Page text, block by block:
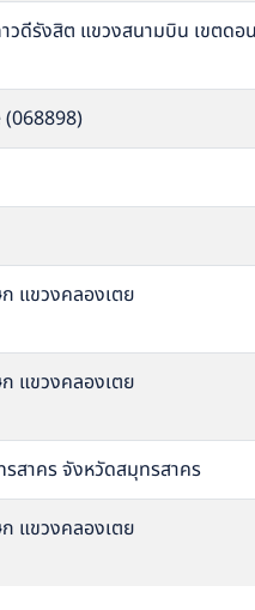
ดีรังสิต แขวงสนามบิน เขตดอ
แขวงคลองเตย
แขวงคลองเตย
สาคร จังหวัดสมุทรสาคร
แขวงคลองเตย